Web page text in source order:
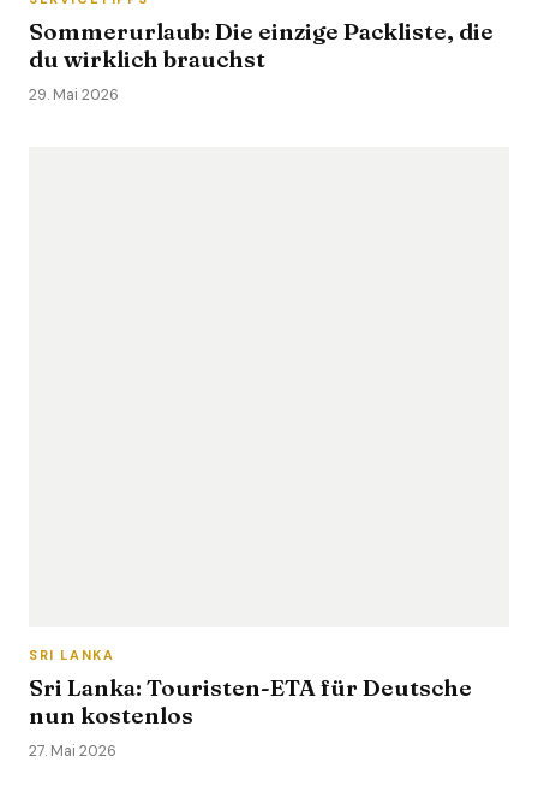
Sommerurlaub: Die einzige Packliste, die
du wirklich brauchst
29. Mai 2026
SRI LANKA
Sri Lanka: Touristen-ETA für Deutsche
nun kostenlos
27. Mai 2026